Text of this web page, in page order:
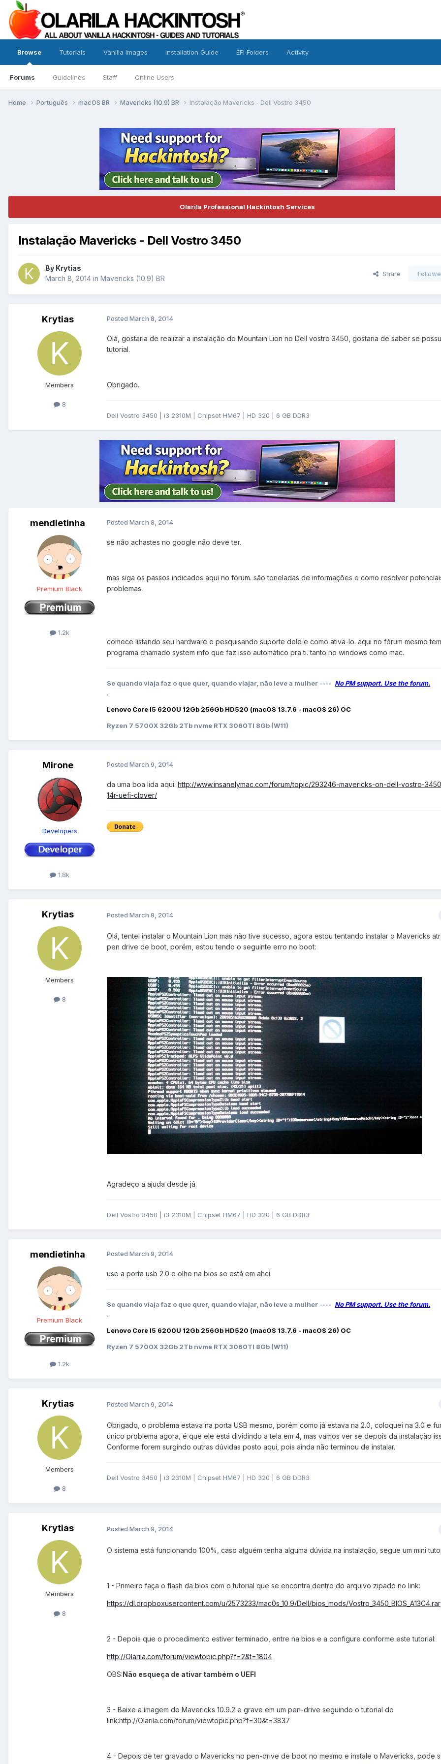
Browse
Forums Guidelines Staff Online Users
Tutorials Vanilla Images Installation Guide EFI Folders Activity
Home Português macOS BR Mavericks (10.9) BR Instalação Mavericks - Dell Vostro 3450
Olarila Professional Hackintosh Services
Instalação Mavericks - Dell Vostro 3450
By Krytias
March 8, 2014 in Mavericks (10.9) BR
Share
Krytias
Members
8
Posted March 8, 2014
Olá, gostaria de realizar a instalação do Mountain Lion no Dell vostro 3450, gostaria de saber se
tutorial.
Obrigado.
Dell Vostro 3450 | i3 2310M | Chipset HM67 | HD 320 | 6 GB DDR3
mendietinha
Premium Black
1.2k
Posted March 8, 2014
se não achastes no google não deve ter.
mas siga os passos indicados aqui no fórum. são toneladas de informações e como resolver
problemas.
comece listando seu hardware e pesquisando suporte dele e como ativa-lo. aqui no fórum mesmo
programa chamado system info que faz isso automático pra ti. tanto no windows como mac.
Se quando viaja faz o que quer, quando viajar, não leve a mulher ---- No PM support. Use the forum.
.
Lenovo Core I5 6200U 12Gb 256Gb HD520 (macOS 13.7.6 - macOS 26) OC
Ryzen 7 5700X 32Gb 2Tb nvme RTX 3060TI 8Gb (W11)
Mirone
Developers
1.8k
Posted March 9, 2014
da uma boa lida aqui: http://www.insanelymac.com/forum/topic/293246-mavericks-on-dell-vostro-
14r-uefi-clover/
Krytias
Members
8
Posted March 9, 2014
Olá, tentei instalar o Mountain Lion mas não tive sucesso, agora estou tentando instalar o Mavericks
pen drive de boot, porém, estou tendo o seguinte erro no boot:
Agradeço a ajuda desde já.
Dell Vostro 3450 | i3 2310M | Chipset HM67 | HD 320 | 6 GB DDR3
mendietinha
Premium Black
1.2k
Posted March 9, 2014
use a porta usb 2.0 e olhe na bios se está em ahci.
Se quando viaja faz o que quer, quando viajar, não leve a mulher ---- No PM support. Use the forum.
.
Lenovo Core I5 6200U 12Gb 256Gb HD520 (macOS 13.7.6 - macOS 26) OC
Ryzen 7 5700X 32Gb 2Tb nvme RTX 3060TI 8Gb (W11)
Krytias
Members
8
Posted March 9, 2014
Obrigado, o problema estava na porta USB mesmo, porém como já estava na 2.0, coloquei na 3.0 e
único problema agora, é que ele está dividindo a tela em 4, mas vamos ver se depois da instalação
Conforme forem surgindo outras dúvidas posto aqui, pois ainda não terminou de instalar.
Dell Vostro 3450 | i3 2310M | Chipset HM67 | HD 320 | 6 GB DDR3
Krytias
Members
8
Posted March 9, 2014
O sistema está funcionando 100%, caso alguém tenha alguma dúvida na instalação, segue um mini
1 - Primeiro faça o flash da bios com o tutorial que se encontra dentro do arquivo zipado no link:
https://dl.dropboxusercontent.com/u/2573233/mac0s_10.9/Dell/bios_mods/Vostro_3450_BIOS_A13C4.rar
2 - Depois que o procedimento estiver terminado, entre na bios e a configure conforme este tutorial:
http://Olarila.com/forum/viewtopic.php?f=2&t=1804
OBS:Não esqueça de ativar também o UEFI
3 - Baixe a imagem do Mavericks 10.9.2 e grave em um pen-drive seguindo o tutorial do
link:http://Olarila.com/forum/viewtopic.php?f=30&t=3837
4 - Depois de ter gravado o Mavericks no pen-drive de boot no mesmo e instale o Mavericks, pode